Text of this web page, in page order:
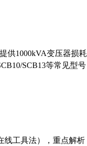
供1000kVA变压器损耗
SCB13等常见型号
线工具法），重点解析